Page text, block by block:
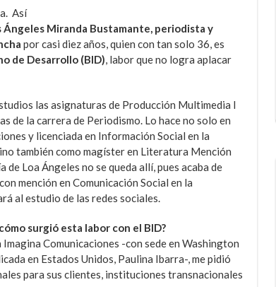
Así
Ángeles Miranda Bustamante, periodista y
por casi diez años, quien con tan solo 36, es
de Desarrollo (BID) , labor que no logra aplacar
las asignaturas de Producción Multimedia I
de la carrera de Periodismo. Lo hace no solo en
y licenciada en Información Social en la
también como magíster en Literatura Mención
Loa Ángeles no se queda allí, pues acaba de
mención en Comunicación Social en la
al estudio de las redes sociales.
surgió esta labor con el BID?
Imagina Comunicaciones -con sede en Washington
en Estados Unidos, Paulina Ibarra-, me pidió
para sus clientes, instituciones transnacionales